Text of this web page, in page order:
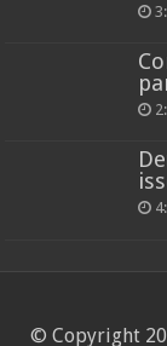
© Copyright